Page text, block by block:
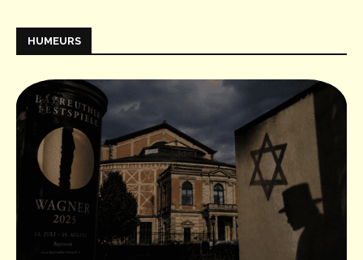
HUMEURS